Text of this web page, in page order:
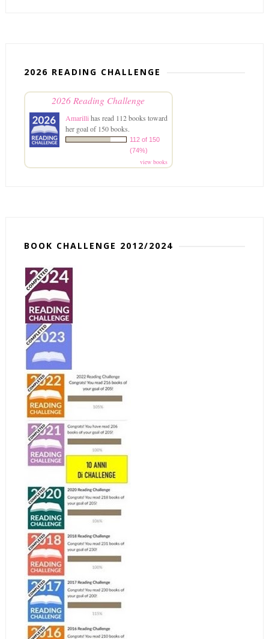
2026 READING CHALLENGE
2026 Reading Challenge
Amarillihas read 112 books toward
her goal of 150 books.
112 of 150
(74%)
view books
BOOK CHALLENGE 2012/2024